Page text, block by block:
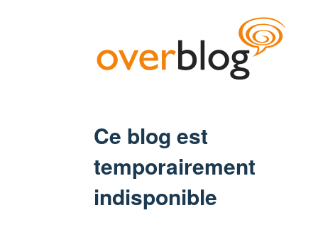
Ce blog est
temporairement
indisponible